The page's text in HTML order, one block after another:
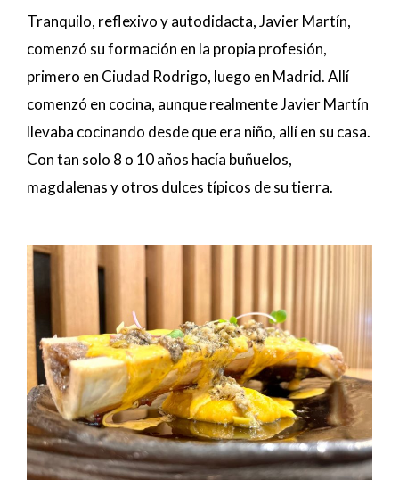
Tranquilo, reflexivo y autodidacta, Javier Martín,
comenzó su formación en la propia profesión,
primero en Ciudad Rodrigo, luego en Madrid. Allí
comenzó en cocina, aunque realmente Javier Martín
llevaba cocinando desde que era niño, allí en su casa.
Con tan solo 8 o 10 años hacía buñuelos,
magdalenas y otros dulces típicos de su tierra.